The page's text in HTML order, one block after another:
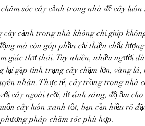
sóc cây cảnh trong nhà để cây
cây cảnh trong nhà không chỉ giúp
mà còn góp phần cải thiện chất
giác thư thái. Tuy nhiên, nhiều người
lại gặp tình trạng cây chậm lớn, vàng
nhân. Thực tế, cây trồng trong nhà
cây ngoài trời, từ ánh sáng, độ ẩm
cây luôn xanh tốt, bạn cần hiểu rõ
pháp chăm sóc phù hợp.